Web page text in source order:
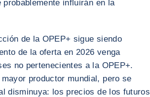
influirán en la
de la OPEP+ sigue siendo
de la oferta en 2026 venga
no pertenecientes a la OPEP+.
productor mundial, pero se
disminuya: los precios de los futuros